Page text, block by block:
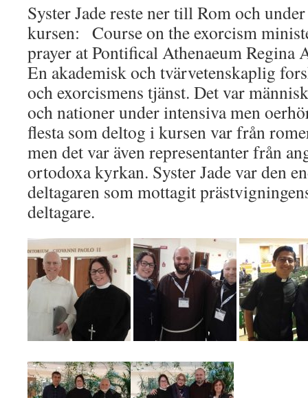
Syster Jade reste ner till Rom och
kursen: Course on the exorcism
prayer at Pontifical Athenaeum Regina
En akademisk och tvärvetenskaplig
och exorcismens tjänst. Det var
och nationer under intensiva men
flesta som deltog i kursen var från
men det var även representanter från
ortodoxa kyrkan. Syster Jade var den
deltagaren som mottagit
deltagare.